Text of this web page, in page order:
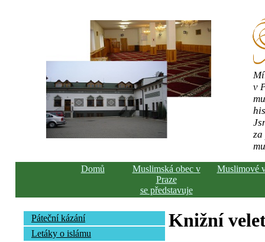
v
Domů
Muslimská obec v
Praze
se představuje
Muslimové
Páteční kázání
Letáky o islámu
Knižní